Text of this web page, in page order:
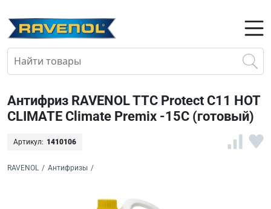
Антифриз RAVENOL TTC Protect C11 HOT
CLIMATE Climate Premix -15C (готовый)
Артикул: 1410106
RAVENOL / Антифризы /